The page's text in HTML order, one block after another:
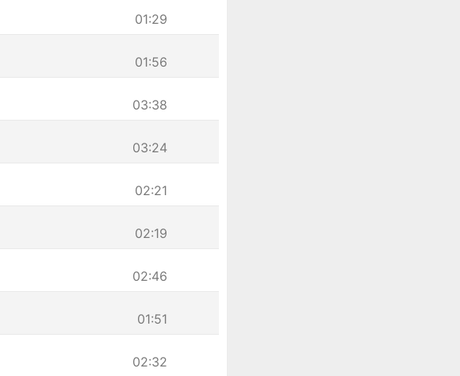
01:29
01:56
03:38
03:24
02:21
02:19
02:46
01:51
02:32